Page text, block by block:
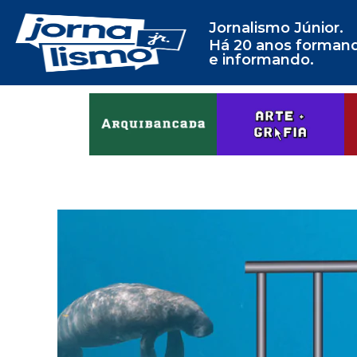
Jornalismo Júnior.
Há 20 anos
e informando.